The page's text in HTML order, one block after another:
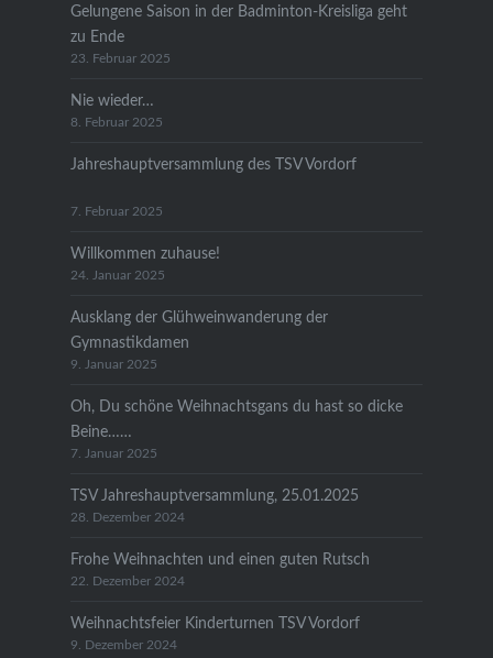
Gelungene Saison in der Badminton-Kreisliga geht
zu Ende
23. Februar 2025
Nie wieder…
8. Februar 2025
Jahreshauptversammlung des TSV Vordorf
7. Februar 2025
Willkommen zuhause!
24. Januar 2025
Ausklang der Glühweinwanderung der
Gymnastikdamen
9. Januar 2025
Oh, Du schöne Weihnachtsgans du hast so dicke
Beine……
7. Januar 2025
TSV Jahreshauptversammlung, 25.01.2025
28. Dezember 2024
Frohe Weihnachten und einen guten Rutsch
22. Dezember 2024
Weihnachtsfeier Kinderturnen TSV Vordorf
9. Dezember 2024